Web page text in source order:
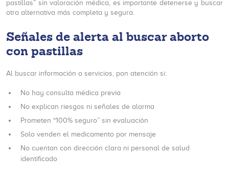
pastillas” sin valoración médica, es importante detenerse y buscar
otra alternativa más completa y segura.
Señales de alerta al buscar aborto
con pastillas
Al buscar información o servicios, pon atención si:
No hay consulta médica previa
No explican riesgos ni señales de alarma
Prometen “100% seguro” sin evaluación
Solo venden el medicamento por mensaje
No cuentan con dirección clara ni personal de salud
identificado